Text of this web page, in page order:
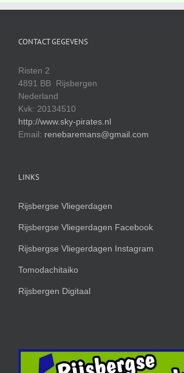
CONTACT GEGEVENS
Risten 2
4891 BB Rijsbergen
Nederland
Kvk: 20134510
http://www.sky-pirates.nl
Email: renebaremans@gmail.com
LINKS
Rijsbergse Vliegerdagen
Rijsbergse Vliegerdagen Facebook
Rijsbergse Vliegerdagen Instagram
Tomodachitaiko
Rijsbergen Digitaal